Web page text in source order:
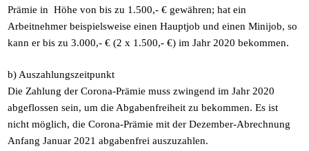
Prämie in Höhe von bis zu 1.500,- € gewähren; hat ein
Arbeitnehmer beispielsweise einen Hauptjob und einen Minijob, so
kann er bis zu 3.000,- € (2 x 1.500,- €) im Jahr 2020 bekommen.
b) Auszahlungszeitpunkt
Die Zahlung der Corona-Prämie muss zwingend im Jahr 2020
abgeflossen sein, um die Abgabenfreiheit zu bekommen. Es ist
nicht möglich, die Corona-Prämie mit der Dezember-Abrechnung
Anfang Januar 2021 abgabenfrei auszuzahlen.